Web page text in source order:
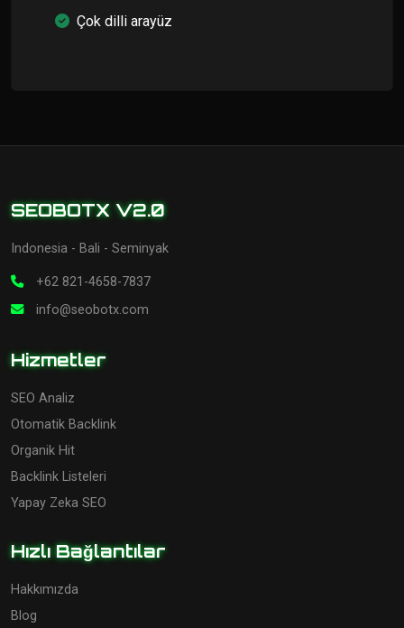
Çok dilli arayüz
SEOBOTX V2.0
Indonesia - Bali - Seminyak
+62 821-4658-7837
info@seobotx.com
Hizmetler
SEO Analiz
Otomatik Backlink
Organik Hit
Backlink Listeleri
Yapay Zeka SEO
Hızlı Bağlantılar
Hakkımızda
Blog